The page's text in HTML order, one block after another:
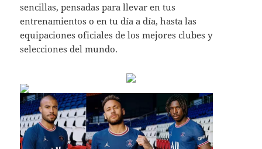
sencillas, pensadas para llevar en tus
entrenamientos o en tu día a día, hasta las
equipaciones oficiales de los mejores clubes y
selecciones del mundo.